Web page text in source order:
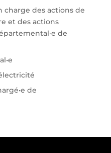
charge des actions de
et des actions
de
de